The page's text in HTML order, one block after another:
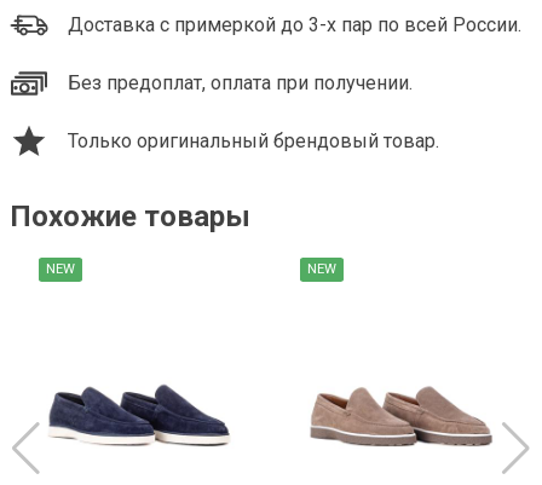
Доставка с примеркой до 3-х пар по всей России.
Без предоплат, оплата при получении.
Только оригинальный брендовый товар.
Похожие товары